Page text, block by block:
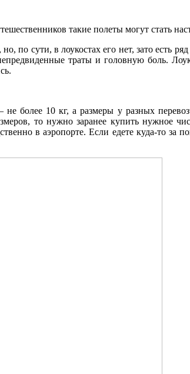
такие полеты могут стать
по сути, в лоукостах его нет, зато есть
траты и головную боль.
не более 10 кг, а размеры у разных
то нужно заранее купить нужное
в аэропорте. Если едете куда-то за